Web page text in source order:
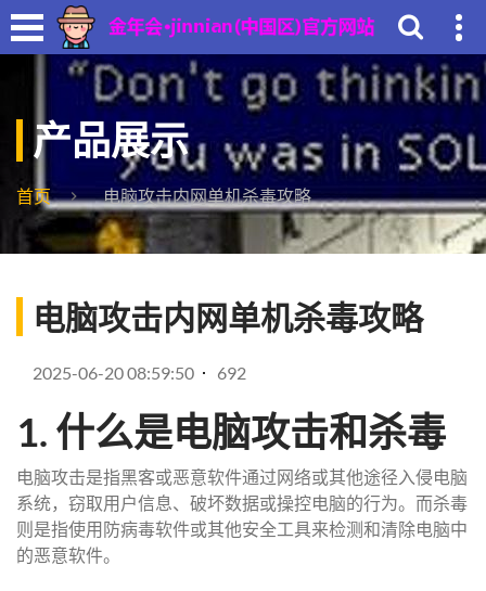
产品展示
首页 电脑攻击内网单机杀毒攻略
电脑攻击内网单机杀毒攻略
2025-06-20 08:59:50 692
1. 什么是电脑攻击和杀毒
电脑攻击是指黑客或恶意软件通过网络或其他途径入侵电脑
系统，窃取用户信息、破坏数据或操控电脑的行为。而杀毒
则是指使用防病毒软件或其他安全工具来检测和清除电脑中
的恶意软件。